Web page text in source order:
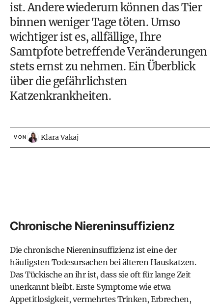
ist. Andere wiederum können das Tier
binnen weniger Tage töten. Umso
wichtiger ist es, allfällige, Ihre
Samtpfote betreffende Veränderungen
stets ernst zu nehmen. Ein Überblick
über die gefährlichsten
Katzenkrankheiten.
VON Klara Vakaj
Chronische Niereninsuffizienz
Die chronische Niereninsuffizienz ist eine der
häufigsten Todesursachen bei älteren Hauskatzen.
Das Tückische an ihr ist, dass sie oft für lange Zeit
unerkannt bleibt. Erste Symptome wie etwa
Appetitlosigkeit, vermehrtes Trinken, Erbrechen,